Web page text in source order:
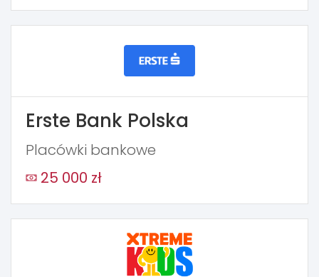
Erste Bank Polska
Placówki bankowe
25 000 zł